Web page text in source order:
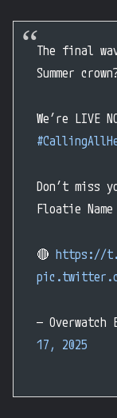
The final
Summer
We’re LIVE
Don’t miss
Floatie
🔴 https://
— Overwatch
17, 2025